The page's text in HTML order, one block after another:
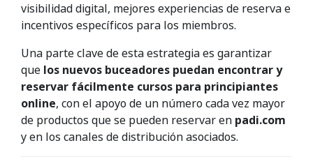
visibilidad digital, mejores experiencias de reserva e
incentivos específicos para los miembros.
Una parte clave de esta estrategia es garantizar
que los nuevos buceadores puedan encontrar y
reservar fácilmente cursos para principiantes
online, con el apoyo de un número cada vez mayor
de productos que se pueden reservar en padi.com
y en los canales de distribución asociados.